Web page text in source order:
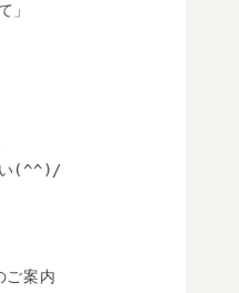
」
い(^^)/
ご案内